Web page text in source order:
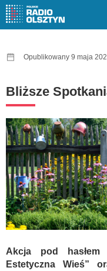
Opublikowany 9 maja
Bliższe
Akcja pod
Estetyczna Wieś”